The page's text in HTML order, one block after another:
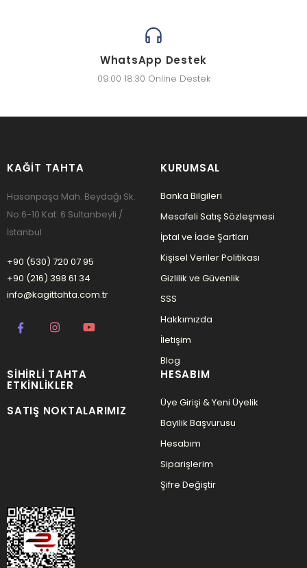
WhatsApp Destek
09:00 18:30 Online Destek
KAĞIT TAHTA
Hasanpaşa Mah. Beydağı Sk.
No:6-10 Kat: 6 Sultanbeyli /
İstanbul
+90 (530) 720 07 95
+90 (216) 398 61 34
info@kagittahta.com.tr
KURUMSAL
Banka Bilgileri
Mesafeli Satış Sözleşmesi
İptal ve İade Şartları
Kişisel Veriler Politikası
Gizlilik ve Güvenlik
SSS
Hakkımızda
İletişim
Blog
SIHIRLI TAHTA
ETKINLIKLER
SATIŞ NOKTALARIMIZ
HESABIM
Üye Girişi & Yeni Üyelik
Bayilik Başvurusu
Hesabım
Siparişlerim
Şifre Değiştir